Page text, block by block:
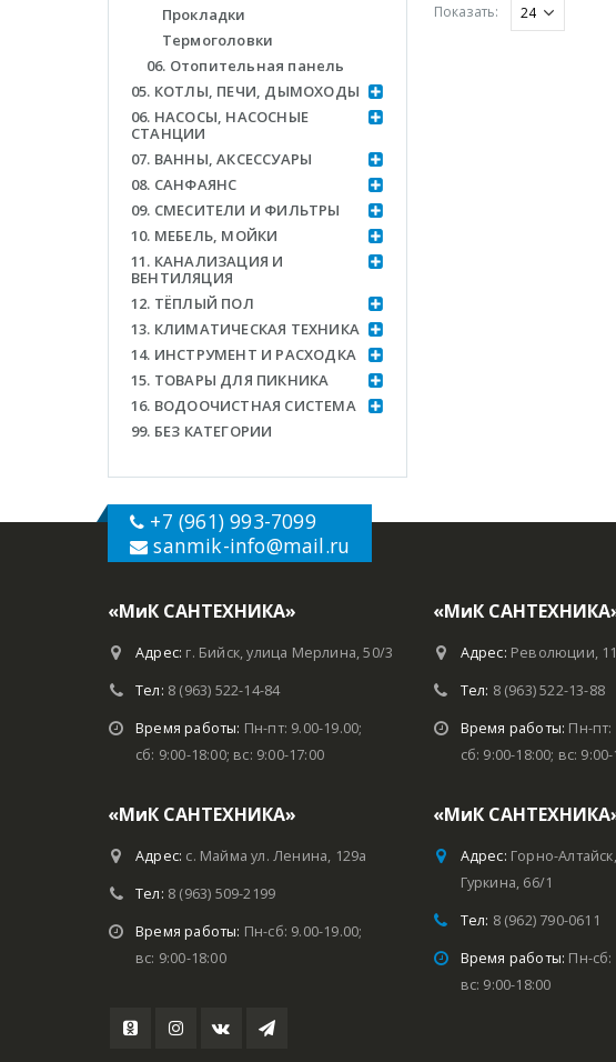
Показать:
Прокладки
Термоголовки
06. Отопительная панель
05. КОТЛЫ, ПЕЧИ, ДЫМОХОДЫ
06. НАСОСЫ, НАСОСНЫЕ
СТАНЦИИ
07. ВАННЫ, АКСЕССУАРЫ
08. САНФАЯНС
09. СМЕСИТЕЛИ И ФИЛЬТРЫ
10. МЕБЕЛЬ, МОЙКИ
11. КАНАЛИЗАЦИЯ И
ВЕНТИЛЯЦИЯ
12. ТЁПЛЫЙ ПОЛ
13. КЛИМАТИЧЕСКАЯ ТЕХНИКА
14. ИНСТРУМЕНТ И РАСХОДКА
15. ТОВАРЫ ДЛЯ ПИКНИКА
16. ВОДООЧИСТНАЯ СИСТЕМА
99. БЕЗ КАТЕГОРИИ
+7 (961) 993-7099
sanmik-info@mail.ru
«МиК САНТЕХНИКА»
Адрес: г. Бийск, улица Мерлина, 50/3
Тел: 8 (963) 522-14-84
Время работы: Пн-пт: 9.00-19.00;
сб: 9:00-18:00; вс: 9:00-17:00
«МиК САНТЕХНИКА»
Адрес: с. Майма ул. Ленина, 129а
Тел: 8 (963) 509-2199
Время работы: Пн-сб: 9.00-19.00;
вс: 9:00-18:00
«МиК
Адрес: Революции,
Тел: 8 (963) 522-13-88
Время работы: Пн-пт:
сб: 9:00-18:00; вс:
«МиК
Адрес: Горно-
Гуркина, 66/1
Тел: 8 (962) 790-0611
Время работы: Пн-сб:
вс: 9:00-18:00